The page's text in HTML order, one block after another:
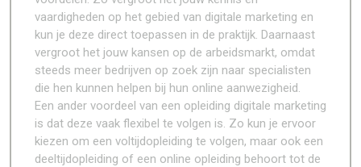
vaardigheden op het gebied van digitale marketing en
kun je deze direct toepassen in de praktijk. Daarnaast
vergroot het jouw kansen op de arbeidsmarkt, omdat
steeds meer bedrijven op zoek zijn naar specialisten
die hen kunnen helpen bij hun online aanwezigheid.
Een ander voordeel van een opleiding digitale marketing
is dat deze vaak flexibel te volgen is. Zo kun je ervoor
kiezen om een voltijdopleiding te volgen, maar ook een
deeltijdopleiding of een online opleiding behoort tot de